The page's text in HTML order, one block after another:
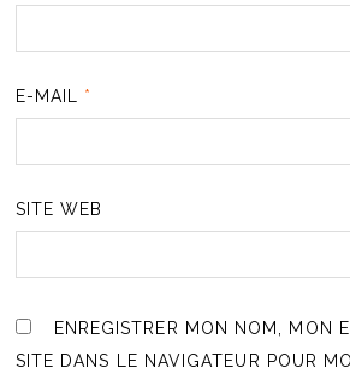
E-MAIL *
SITE WEB
ENREGISTRER MON NOM, MON
SITE DANS LE NAVIGATEUR POUR